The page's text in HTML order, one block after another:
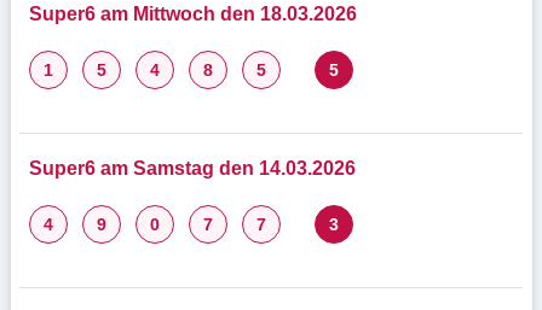
Super6 am Mittwoch den 18.03.2026
1 5 4 8 5 5
Super6 am Samstag den 14.03.2026
4 9 0 7 7 3